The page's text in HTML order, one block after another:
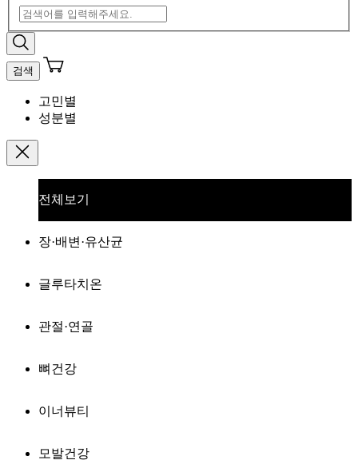
검색
고민별
성분별
전체보기
장·배변·유산균
글루타치온
관절·연골
뼈건강
이너뷰티
모발건강